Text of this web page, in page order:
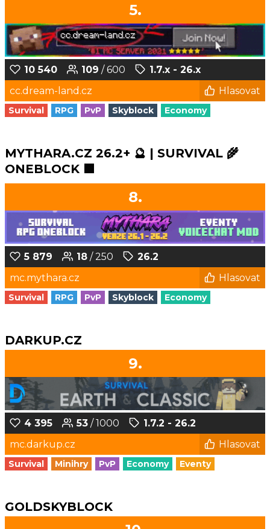
5.
10 540 109 / 600
1.7.x - 26.x
cc.dream-land.cz
Hlasovat
Survival RPG PvP Skyblock Economy
MYTHARA.CZ 26.2+ 🔮 | SURVIVAL 🌾
ONEBLOCK 🟩
8.
5 879 18 / 250
26.2
mc.mythara.cz
Hlasovat
Survival RPG PvP Skyblock Economy
DARKUP.CZ
9.
4 395 53 / 1000
1.7.2 - 26.2
mc.darkup.cz
Hlasovat
Survival Minihry PvP Economy Eventy
GOLDSKYBLOCK